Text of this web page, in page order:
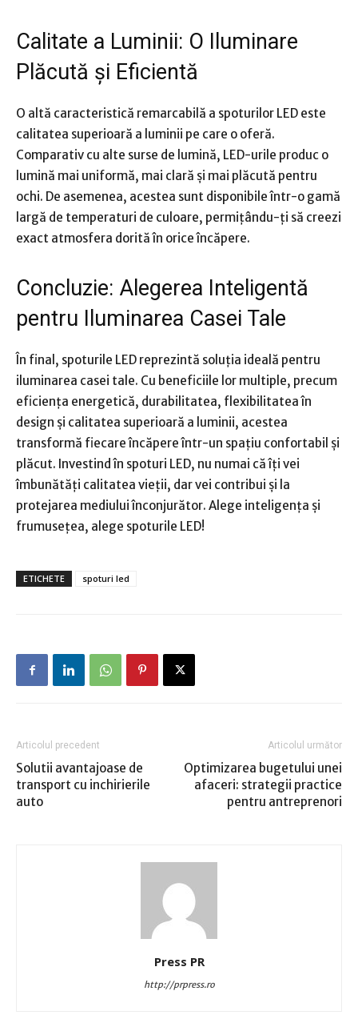
Calitate a Luminii: O Iluminare
Plăcută și Eficientă
O altă caracteristică remarcabilă a spoturilor LED este
calitatea superioară a luminii pe care o oferă.
Comparativ cu alte surse de lumină, LED-urile produc o
lumină mai uniformă, mai clară și mai plăcută pentru
ochi. De asemenea, acestea sunt disponibile într-o gamă
largă de temperaturi de culoare, permițându-ți să creezi
exact atmosfera dorită în orice încăpere.
Concluzie: Alegerea Inteligentă
pentru Iluminarea Casei Tale
În final, spoturile LED reprezintă soluția ideală pentru
iluminarea casei tale. Cu beneficiile lor multiple, precum
eficiența energetică, durabilitatea, flexibilitatea în
design și calitatea superioară a luminii, acestea
transformă fiecare încăpere într-un spațiu confortabil și
plăcut. Investind în spoturi LED, nu numai că îți vei
îmbunătăți calitatea vieții, dar vei contribui și la
protejarea mediului înconjurător. Alege inteligența și
frumusețea, alege spoturile LED!
ETICHETE spoturi led
Articolul precedent
Solutii avantajoase de
transport cu inchirierile
auto
Articolul următor
Optimizarea bugetului unei
afaceri: strategii practice
pentru antreprenori
Press PR
http://prpress.ro